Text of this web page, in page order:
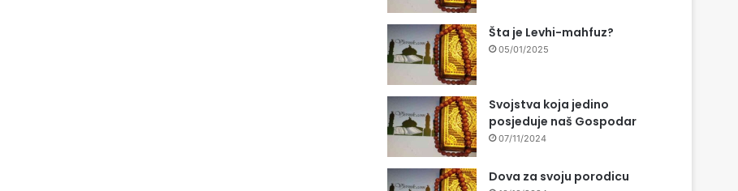
Šta je Levhi-mahfuz?
05/01/2025
Svojstva koja jedino
posjeduje naš Gospodar
07/11/2024
Dova za svoju porodicu